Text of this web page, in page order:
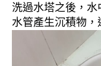
洗過水塔之後，
水管產生沉積物，